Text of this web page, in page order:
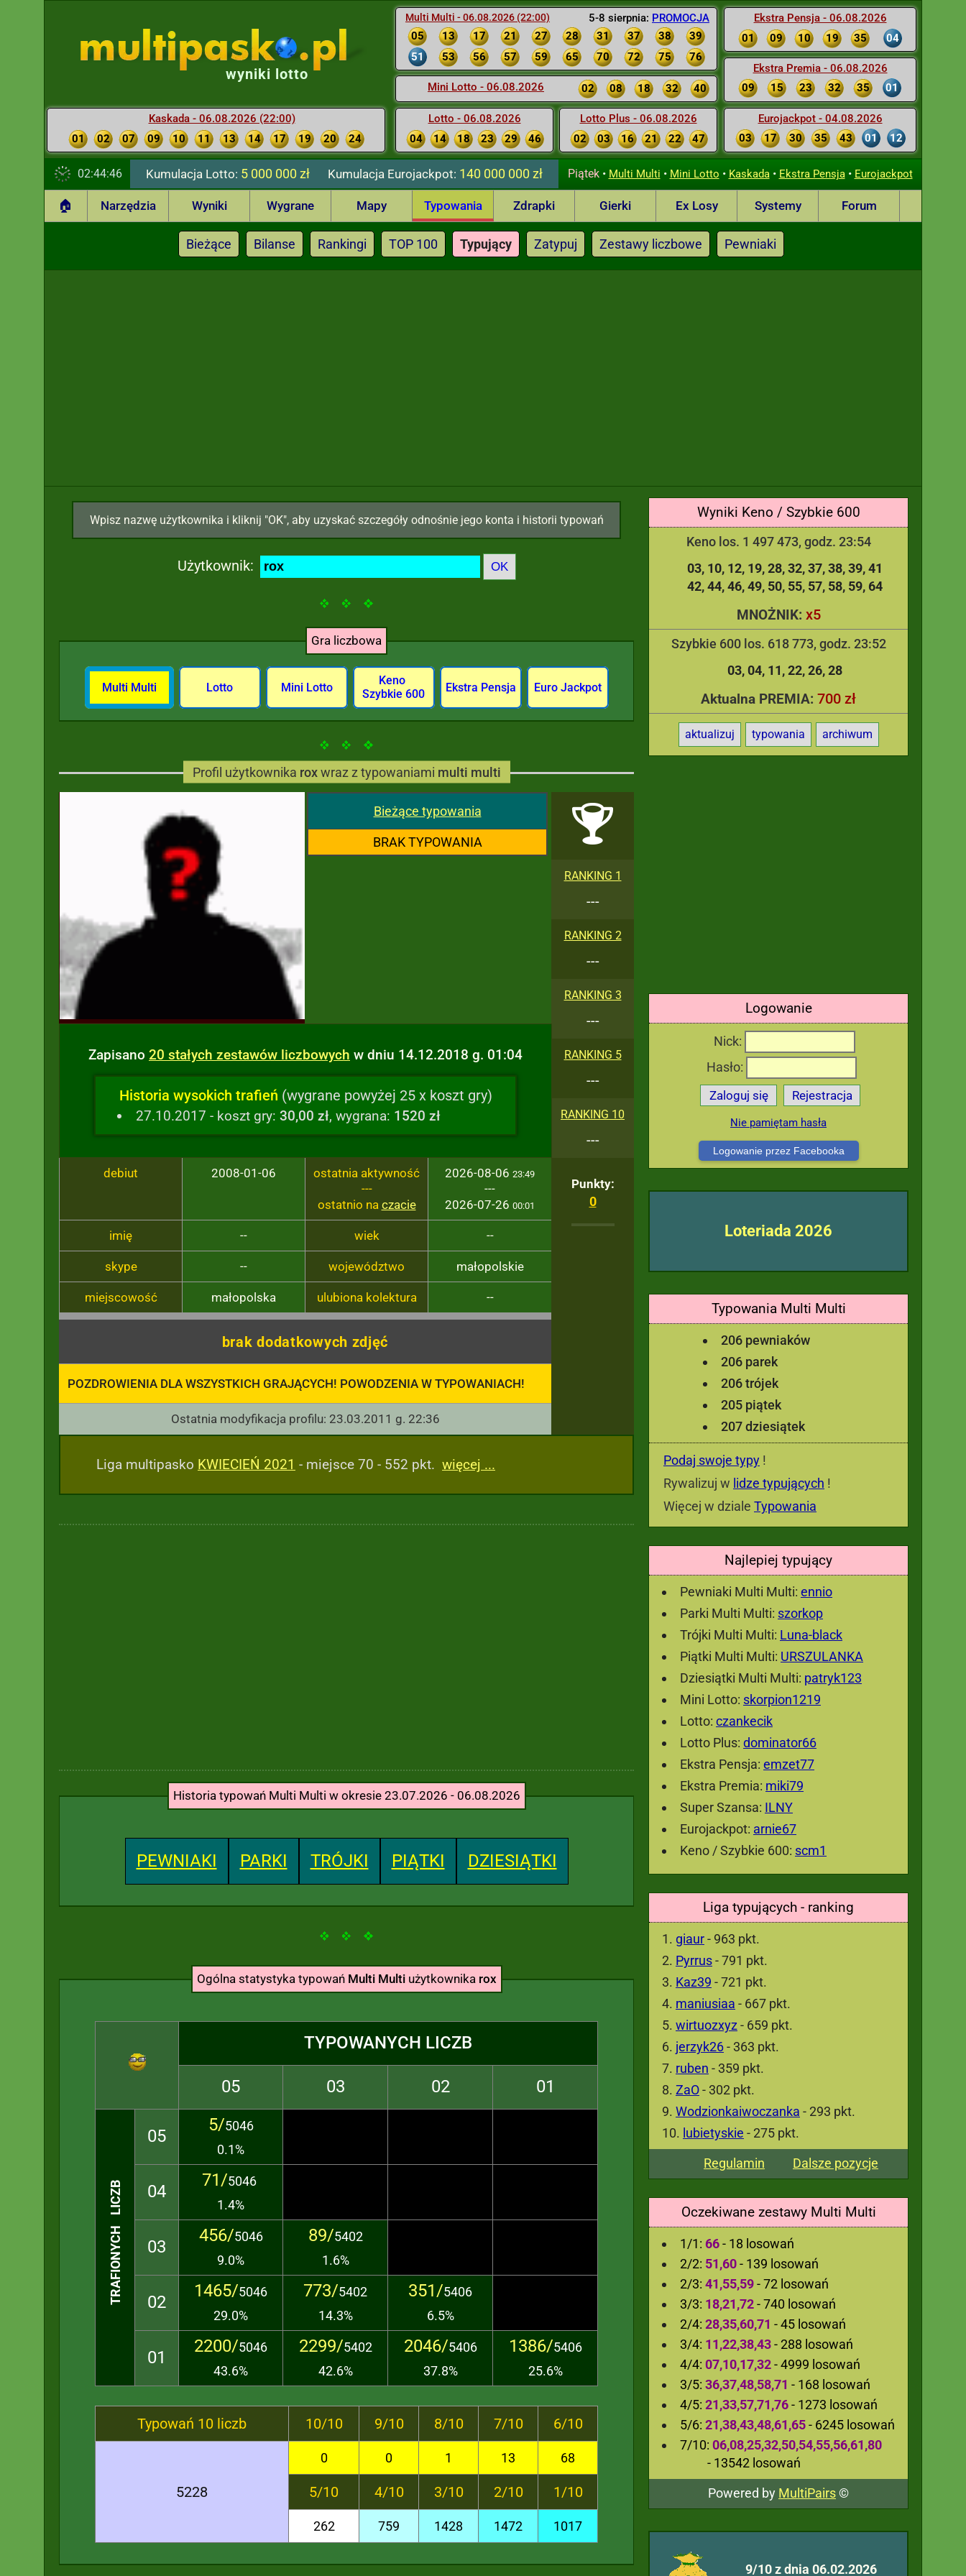
5-8 sierpnia: PROMOCJA
Multi Multi - 06.08.2026 (22:00)
05 13 17 21 27 28 31 37 38
39
51
53 56 57 59 65 70 72 75 76
Mini Lotto - 06.08.2026 02 08 18 32 40
Lotto - 06.08.2026
04
14 18 23 29 46
Lotto Plus - 06.08.2026
02
03 16 21 22 47
Ekstra Pensja - 06.08.2026
01
09 10 19 35 04
Ekstra Premia - 06.08.2026
09
15 23 32 35 01
Eurojackpot - 04.08.2026
03
17 30 35 43 01 12
wyniki lotto
Kaskada - 06.08.2026 (22:00)
01
02 07 09 10 11 13 14 17 19 20 24
02:44:47 Kumulacja Lotto: 5 000 000 zł KumulacjaEurojackpot: 140 000 000 zł Piątek• Multi Multi • Mini Lotto • Kaskada• Ekstra Pensja• Eurojackpot
🏠 Narzędzia Wyniki Wygrane Mapy Typowania Zdrapki Gierki Ex Losy Systemy Forum
Bieżące Bilanse Rankingi TOP 100 Typujący Zatypuj Zestawy liczbowe Pewniaki
Wyniki Keno / Szybkie 600
Keno los. 1 497 473, godz. 23:54
03 10 12 19 28 32 37 38 39 41
42 44 46 49 50 55 57 58 59 64
MNOŻNIK: x5
Szybkie 600 los. 618 773, godz. 23:52
03 04 11 22 26 28
Aktualna PREMIA: 700 zł
aktualizuj typowania archiwum
Logowanie
Nick:
Hasło:
Zaloguj się Rejestracja
Nie pamiętam hasła
Logowanie przez Facebooka
Loteriada 2026
Typowania Multi Multi
206 pewniaków
206 parek
206 trójek
205 piątek
207 dziesiątek
Podaj swoje typy !
Rywalizuj w lidze typujących !
Więcej w dziale Typowania
Najlepiej typujący
Pewniaki Multi Multi: ennio
Parki Multi Multi: szorkop
Trójki Multi Multi: Luna-black
Piątki Multi Multi: URSZULANKA
Dziesiątki Multi Multi: patryk123
Mini Lotto: skorpion1219
Lotto: czankecik
Lotto Plus: dominator66
Ekstra Pensja: emzet77
Ekstra Premia: miki79
Super Szansa: ILNY
Eurojackpot: arnie67
Keno / Szybkie 600: scm1
Liga typujących - ranking
giaur- 963 pkt.
Pyrrus- 791 pkt.
Kaz39 - 721 pkt.
maniusiaa - 667 pkt.
wirtuozxyz - 659 pkt.
jerzyk26- 363 pkt.
ruben - 359 pkt.
ZaO- 302 pkt.
Wodzionkaiwoczanka - 293 pkt.
lubietyskie - 275 pkt.
Regulamin
Dalsze pozycje
Oczekiwane zestawy Multi Multi
1/1: 66- 18 losowań
2/2: 51,60- 139 losowań
2/3: 41,55,59- 72 losowań
3/3: 18,21,72- 740 losowań
2/4: 28,35,60,71 - 45 losowań
3/4: 11,22,38,43- 288 losowań
4/4: 07,10,17,32- 4999 losowań
3/5: 36,37,48,58,71 - 168 losowań
4/5: 21,33,57,71,76- 1273 losowań
5/6: 21,38,43,48,61,65- 6245 losowań
7/10: 06,08,25,32,50,54,55,56,61,80
- 13542 losowań
Powered by MultiPairs©
9/10 z dnia 06.02.2026
Wpisz nazwę użytkownika i kliknij "OK", aby uzyskać szczegóły odnośnie jego konta i historii typowań
Użytkownik:
Gra liczbowa
Multi Multi Lotto Mini Lotto
Keno
Szybkie 600
Ekstra Pensja Euro Jackpot
Profil użytkownika roxwraz z typowaniami multi multi
Bieżące typowania
BRAK TYPOWANIA
RANKING 1
---
RANKING 2
---
RANKING 3
---
RANKING 5
---
RANKING 10
---
Punkty:
0
Zapisano 20 stałych zestawów liczbowych w dniu 14.12.2018 g. 01:04
Historia wysokich trafień (wygrane powyżej 25 x koszt gry)
27.10.2017 - koszt gry: 30,00 zł, wygrana: 1520 zł
debiut 2008-01-06
ostatnia aktywność
---
ostatnio na czacie
2026-08-06 23:49
---
2026-07-26 00:01
imię -- wiek --
skype -- województwo małopolskie
miejscowość małopolska ulubiona kolektura --
brak dodatkowych zdjęć
POZDROWIENIA DLA WSZYSTKICH GRAJĄCYCH! POWODZENIA W TYPOWANIACH!
Ostatnia modyfikacja profilu: 23.03.2011 g. 22:36
Liga multipasko KWIECIEŃ 2021 - miejsce 70 - 552 pkt. więcej ...
Historia typowań Multi Multi w okresie 23.07.2026 - 06.08.2026
PEWNIAKI PARKI TRÓJKI PIĄTKI DZIESIĄTKI
Ogólna statystyka typowań Multi Multiużytkownika rox
TYPOWANYCH LICZB
05 03 02 01
TRAFIONYCH LICZB
05
5/5046
0.1%
04
71/5046
1.4%
03
456/5046
9.0%
89/5402
1.6%
02
1465/5046
29.0%
773/5402
14.3%
351/5406
6.5%
01
2200/5046
43.6%
2299/5402
42.6%
2046/5406
37.8%
1386/5406
25.6%
Typowań 10 liczb 10/10 9/10 8/10 7/10 6/10
5228
0 0 1 13 68
5/10 4/10 3/10 2/10 1/10
262 759 1428 1472 1017